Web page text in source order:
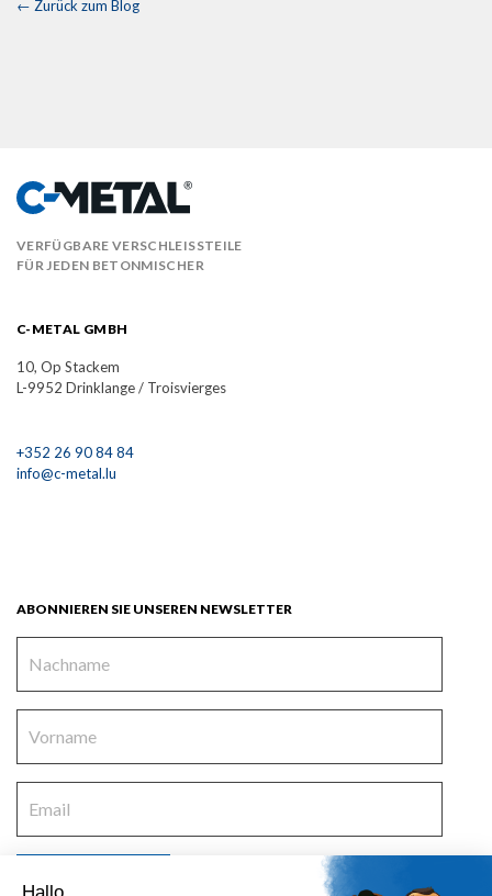
← Zurück zum Blog
VERFÜGBARE VERSCHLEISSTEILE
FÜR JEDEN BETONMISCHER
C-METAL GMBH
10, Op Stackem
L-9952 Drinklange / Troisvierges
+352 26 90 84 84
info@c-metal.lu
ABONNIEREN SIE UNSEREN NEWSLETTER